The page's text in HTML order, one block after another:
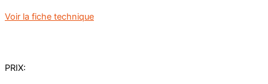
Voir la fiche technique
PRIX: